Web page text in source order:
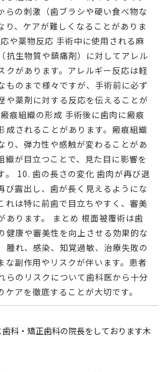
らの刺激（歯ブラシや硬い食べ物な
り、ケアが難しくなることがありま
や薬物反応 手術中に使用される麻
抗生物質や鎮痛剤）に対してアレル
クがあります。アレルギー反応は軽
ものまで様々ですが、手術前に必ず
や薬剤に対する反応を伝えることが
痕組織の形成 手術後に歯肉に瘢痕
成されることがあります。瘢痕組織
り、弾力性や感触が変わることがあ
織が目立つことで、見た目に影響を
。 10. 歯の長さの変化 歯肉が再び退
び露出し、歯が長く見えるようにな
れは特に前歯で目立ちやすく、審美
あります。 まとめ 根面被覆術は歯
健康や審美性を向上させる効果的な
腫れ、感染、知覚過敏、治療失敗の
な副作用やリスクが伴います。患者
らのリスクについて歯科医から十分
アを徹底することが大切です。
科・矯正歯科の院長をしております木